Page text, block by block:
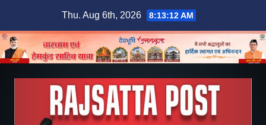
content
Thu. Aug 6th, 2026 8:13:13 AM